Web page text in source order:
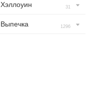
Хэллоуин 31
Выпечка 1296